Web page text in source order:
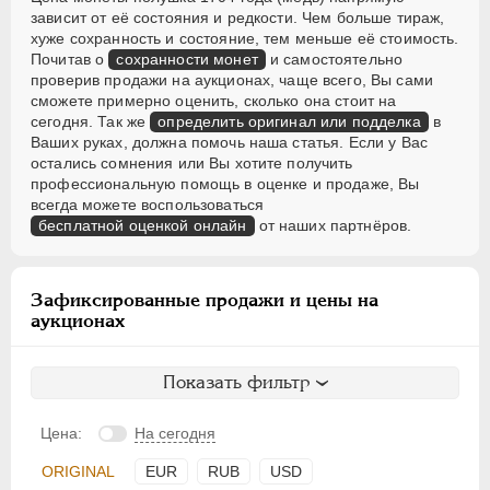
зависит от её состояния и редкости. Чем больше тираж,
хуже сохранность и состояние, тем меньше её стоимость.
Почитав о сохранности монет и самостоятельно
проверив продажи на аукционах, чаще всего, Вы сами
сможете примерно оценить, сколько она стоит на
сегодня. Так же определить оригинал или подделка в
Ваших руках, должна помочь наша статья. Если у Вас
остались сомнения или Вы хотите получить
профессиональную помощь в оценке и продаже, Вы
всегда можете воспользоваться
бесплатной оценкой онлайн от наших партнёров.
Зафиксированные продажи и цены на
аукционах
Показать фильтр
Цена: На сегодня
ORIGINAL EUR RUB USD